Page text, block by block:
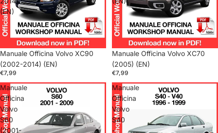
(EN)
Manuale Officina Volvo XC90
(2002-2014) (EN)
€7,99
Manuale Officina Volvo XC70
(2005) (EN)
€7,99
Manuale
Officina
Volvo
S60
(2001-
Manuale
Officina
Volvo
S40
-